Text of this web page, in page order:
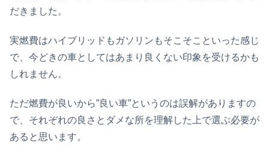
だきました。
実燃費はハイブリッドもガソリンもそこそこといった感じ
で、今どきの車としてはあまり良くない印象を受けるかも
しれません。
ただ燃費が良いから”良い車”というのは誤解がありますの
で、それぞれの良さとダメな所を理解した上で選ぶ必要が
あると思います。